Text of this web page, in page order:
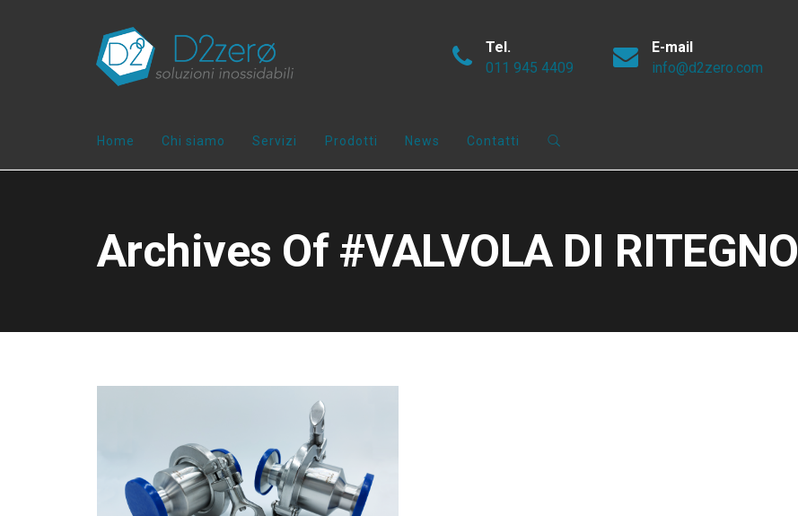
Tel.
011 945 4409
E-mail
info@d2zero.com
Home Chi siamo Servizi Prodotti News Contatti
Archives Of #VALVOLA DI RITEGNO